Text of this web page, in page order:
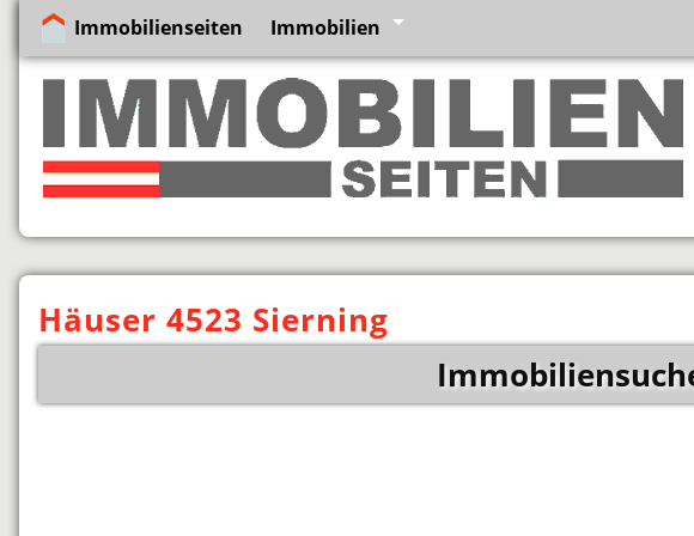
Immobilienseiten Immobilien
Häuser 4523 Sierning